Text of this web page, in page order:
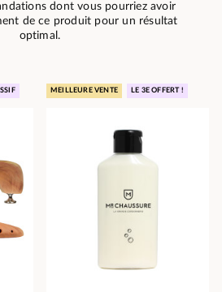
dont vous pourriez avoir
de ce produit pour un résultat
optimal.
MEILLEURE VENTE LE 3E OFFERT !